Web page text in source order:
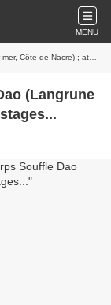
MENU
Nacre) ; ateliers, stages...
(Langrune